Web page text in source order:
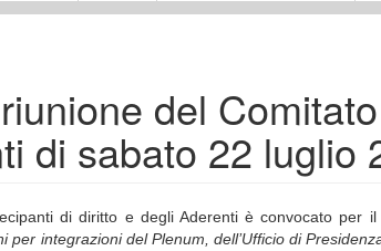
del
di sabato 22 luglio
di diritto e degli Aderenti è convocato per il
per integrazioni del Plenum, dell’Ufficio di